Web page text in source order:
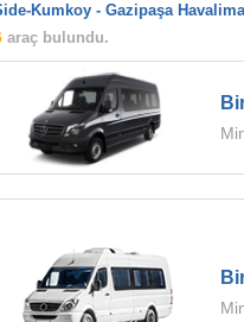
Kumkoy - Gazipaşa
araç bulundu.